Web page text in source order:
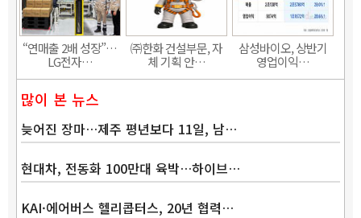
“연매출 2배 성장”…
LG전자…
㈜한화 건설부문, 자
체 기획 안…
삼성바이오, 상반기
영업이익…
많이 본 뉴스
늦어진 장마…제주 평년보다 11일, 남…
현대차, 전동화 100만대 육박…하이브…
KAI·에어버스 헬리콥터스, 20년 협력…